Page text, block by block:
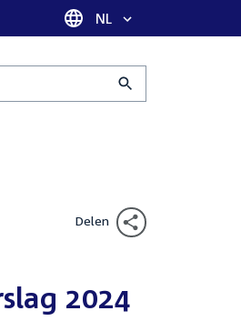
Taal selectie
NL
Delen
2024